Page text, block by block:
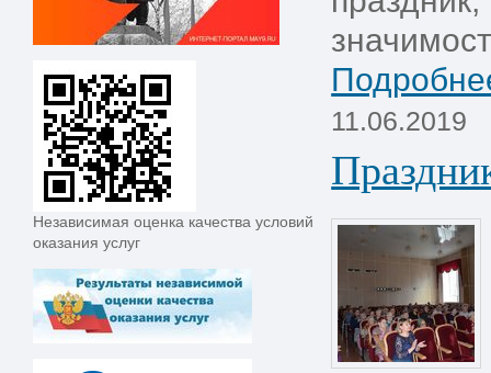
Независимая оценка качества условий
оказания услуг
11.06.2019